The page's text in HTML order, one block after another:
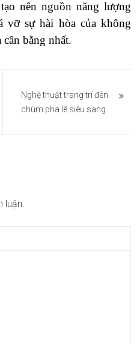
nên nguồn năng lượng
vỡ sự hài hòa của không
bằng nhất.
Nghệ thuật trang trí đèn
chùm pha lê siêu sang
luận.